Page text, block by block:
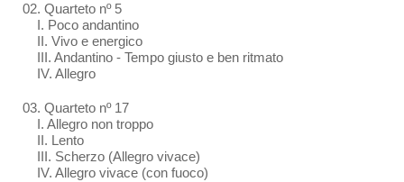
02. Quarteto nº 5
I. Poco andantino
II. Vivo e energico
III. Andantino - Tempo giusto e ben ritmato
IV. Allegro
03. Quarteto nº 17
I. Allegro non troppo
II. Lento
III. Scherzo (Allegro vivace)
IV. Allegro vivace (con fuoco)